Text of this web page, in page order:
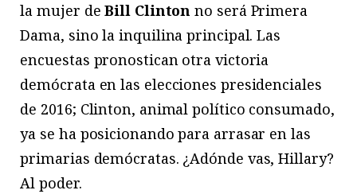
la mujer deBill Clinton no será Primera
Dama, sino la inquilina principal. Las
encuestas pronostican otra victoria
demócrata en las elecciones presidenciales
de 2016; Clinton, animal político consumado,
ya se ha posicionando para arrasar en las
primarias demócratas. ¿Adónde vas, Hillary?
Al poder.